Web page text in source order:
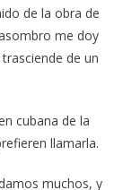
de la obra de
me doy
de un
cubana de la
llamarla.
muchos, y